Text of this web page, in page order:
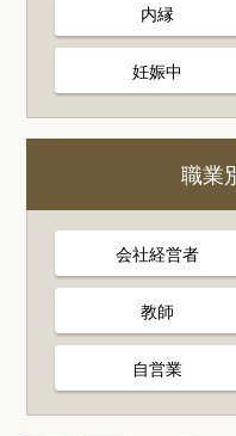
内縁
妊娠中
職業
会社経営者
教師
自営業